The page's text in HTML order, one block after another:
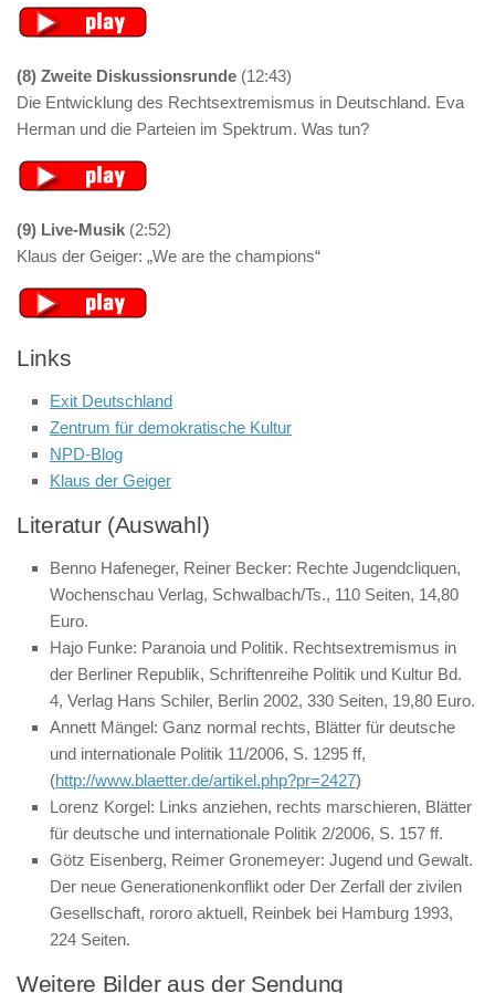
(8) Zweite Diskussionsrunde (12:43)
Die Entwicklung des Rechtsextremismus in Deutschland. Eva
Herman und die Parteien im Spektrum. Was tun?
(9) Live-Musik (2:52)
Klaus der Geiger: „We are the champions“
Links
Exit Deutschland
Zentrum für demokratische Kultur
NPD-Blog
Klaus der Geiger
Literatur (Auswahl)
Benno Hafeneger, Reiner Becker: Rechte Jugendcliquen,
Wochenschau Verlag, Schwalbach/Ts., 110 Seiten, 14,80
Euro.
Hajo Funke: Paranoia und Politik. Rechtsextremismus in
der Berliner Republik, Schriftenreihe Politik und Kultur Bd.
4, Verlag Hans Schiler, Berlin 2002, 330 Seiten, 19,80 Euro.
Annett Mängel: Ganz normal rechts, Blätter für deutsche
und internationale Politik 11/2006, S. 1295 ff,
(http://www.blaetter.de/artikel.php?pr=2427)
Lorenz Korgel: Links anziehen, rechts marschieren, Blätter
für deutsche und internationale Politik 2/2006, S. 157 ff.
Götz Eisenberg, Reimer Gronemeyer: Jugend und Gewalt.
Der neue Generationenkonflikt oder Der Zerfall der zivilen
Gesellschaft, rororo aktuell, Reinbek bei Hamburg 1993,
224 Seiten.
Weitere Bilder aus der Sendung